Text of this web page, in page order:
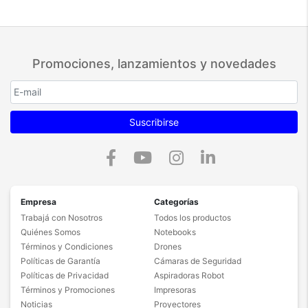
LG ThinQ® AI: Sí
Reconocimiento de Voz Inteligente: Sí
Control Magic Remote: Incorporado
Amazon Alexa: Sí (Incorporado)
Funciona con Apple Airplay2: Sí
Navegador Web Completo: Sí
Canales LG: Sí
Alerta Deportes: Sí
Compartir de Habitación a Habitación: Sí (Entrada)
Configuración Familiar: Sí
Promociones, lanzamientos y novedades
Suscribirse
Empresa
Trabajá con Nosotros
Quiénes Somos
Términos y Condiciones
Políticas de Garantía
Políticas de Privacidad
Términos y Promociones
Noticias
Categorías
Todos los productos
Notebooks
Drones
Cámaras de Seguridad
Aspiradoras Robot
Impresoras
Proyectores